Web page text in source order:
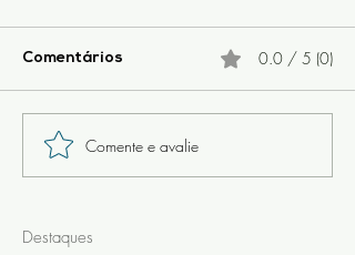
Comentários 0.0 / 5 (0)
Comente e avalie
Destaques